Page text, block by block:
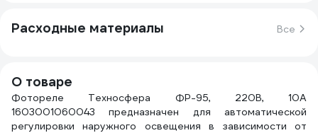
Расходные материалы Все
О товаре
Фотореле Техносфера ФР-95, 220В, 10А
1603001060043 предназначен для автоматической
регулировки наружного освещения в зависимости от